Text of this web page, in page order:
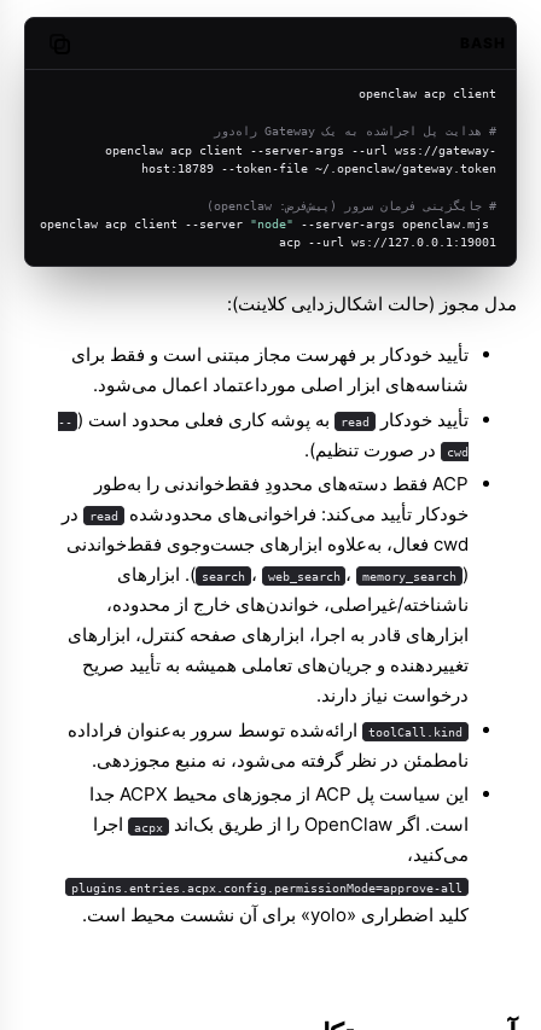
openclaw acp client
# هدایت پل اجراشده به یک Gateway راه‌دور
openclaw acp client --server-args --url wss://gateway-
host:18789 --token-file ~/.openclaw/gateway.token
# جایگزینی فرمان سرور (پیش‌فرض: openclaw)
openclaw acp client --server "node" --server-args openclaw.mjs
acp --url ws://127.0.0.1:19001
مدل مجوز (حالت اشکال‌زدایی کلاینت):
تأیید خودکار بر فهرست مجاز مبتنی است و فقط برای
شناسه‌های ابزار اصلی مورداعتماد اعمال می‌شود.
تأیید خودکار
read به پوشه کاری فعلی محدود است ( --
cwd در صورت تنظیم).
ACP فقط دسته‌های محدودِ فقط‌خواندنی را به‌طور
خودکار تأیید می‌کند: فراخوانی‌های محدودشده
read در
cwd فعال، به‌علاوه ابزارهای جست‌وجوی فقط‌خواندنی
(
search ، web_search ، memory_search
). ابزارهای
ناشناخته/غیراصلی، خواندن‌های خارج از محدوده،
ابزارهای قادر به اجرا، ابزارهای صفحه کنترل، ابزارهای
تغییردهنده و جریان‌های تعاملی همیشه به تأیید صریح
درخواست نیاز دارند.
toolCall.kind ارائه‌شده توسط سرور به‌عنوان فراداده
نامطمئن در نظر گرفته می‌شود، نه منبع مجوزدهی.
این سیاست پل ACP از مجوزهای محیط ACPX جدا
است. اگر OpenClaw را از طریق بک‌اند
acpx اجرا
می‌کنید،
plugins.entries.acpx.config.permissionMode=approve-all
کلید اضطراری «yolo» برای آن نشست محیط است.